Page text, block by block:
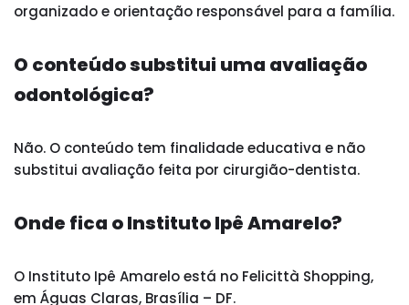
organizado e orientação responsável para a família.
O conteúdo substitui uma avaliação
odontológica?
Não. O conteúdo tem finalidade educativa e não
substitui avaliação feita por cirurgião-dentista.
Onde fica o Instituto Ipê Amarelo?
O Instituto Ipê Amarelo está no Felicittà Shopping,
em Águas Claras, Brasília – DF.